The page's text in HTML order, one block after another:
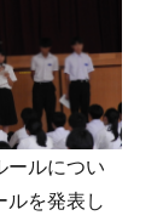
ールについ
を発表し